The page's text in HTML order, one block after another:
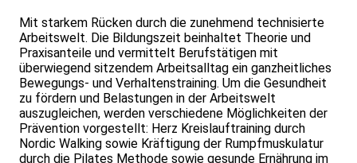
Mit starkem Rücken durch die zunehmend technisierte
Arbeitswelt. Die Bildungszeit beinhaltet Theorie und
Praxisanteile und vermittelt Berufstätigen mit
überwiegend sitzendem Arbeitsalltag ein ganzheitliches
Bewegungs- und Verhaltenstraining. Um die Gesundheit
zu fördern und Belastungen in der Arbeitswelt
auszugleichen, werden verschiedene Möglichkeiten der
Prävention vorgestellt: Herz Kreislauftraining durch
Nordic Walking sowie Kräftigung der Rumpfmuskulatur
durch die Pilates Methode sowie gesunde Ernährung im